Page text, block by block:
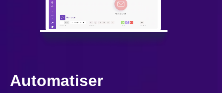
Automatiser